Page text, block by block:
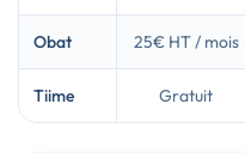
Obat 25€ HT / mois
Tiime Gratuit